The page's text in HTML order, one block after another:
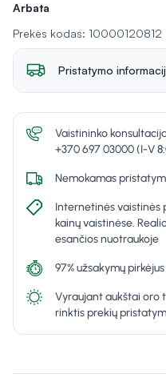
Arbata
Prekės kodas: 10000120812
Pristatymo
Vaistininko
+370 697 03000 (I-V
Nemokamas
Internetinės vaistinės
kainų vaistinėse.
esančios nuotraukoje
97% užsakymų
Vyraujant aukštai oro
rinktis prekių